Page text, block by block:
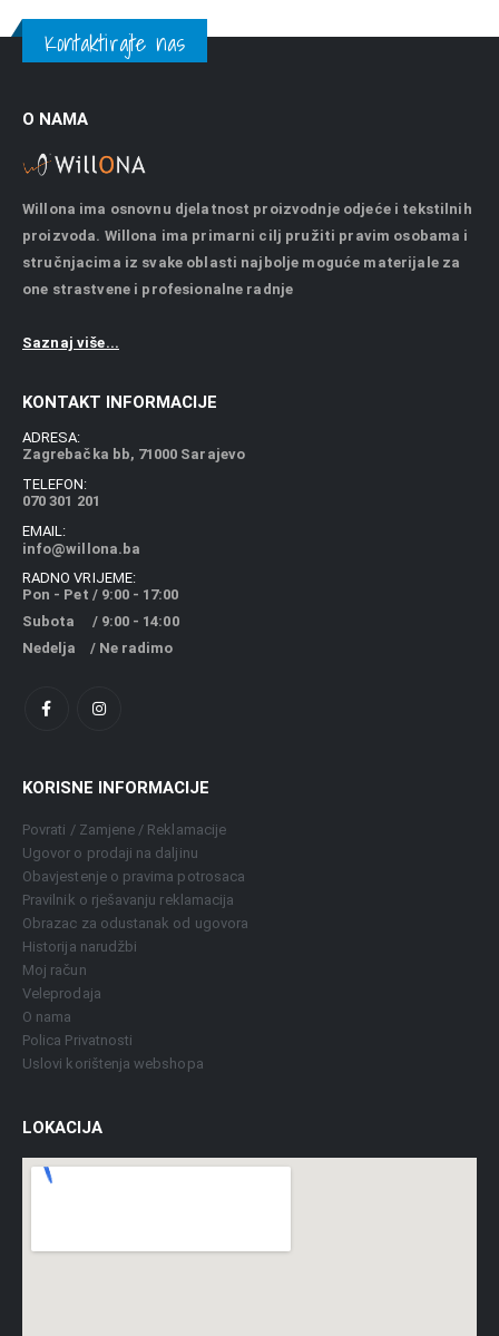
Kontaktirajte nas
O NAMA
Willona ima osnovnu djelatnost proizvodnje odjeće i tekstilnih
proizvoda. Willona ima primarni cilj pružiti pravim osobama i
stručnjacima iz svake oblasti najbolje moguće materijale za
one strastvene i profesionalne radnje
Saznaj više...
KONTAKT INFORMACIJE
ADRESA:
Zagrebačka bb, 71000 Sarajevo
TELEFON:
070 301 201
EMAIL:
info@willona.ba
RADNO VRIJEME:
Pon - Pet / 9:00 - 17:00
Subota / 9:00 - 14:00
Nedelja / Ne radimo
KORISNE INFORMACIJE
Povrati / Zamjene / Reklamacije
Ugovor o prodaji na daljinu
Obavjestenje o pravima potrosaca
Pravilnik o rješavanju reklamacija
Obrazac za odustanak od ugovora
Historija narudžbi
Moj račun
Veleprodaja
O nama
Polica Privatnosti
Uslovi korištenja webshopa
LOKACIJA